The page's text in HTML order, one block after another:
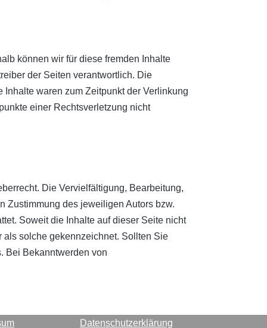
können wir für diese fremden Inhalte
der Seiten verantwortlich. Die
waren zum Zeitpunkt der Verlinkung
einer Rechtsverletzung nicht
Die Vervielfältigung, Bearbeitung,
Zustimmung des jeweiligen Autors bzw.
Soweit die Inhalte auf dieser Seite nicht
als solche gekennzeichnet. Sollten Sie
Bei Bekanntwerden von
Datenschutzerklärung